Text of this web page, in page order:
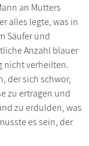
an Mutters
alles legte, was in
Säufer und
Anzahl blauer
nicht verheilten.
der sich schwor,
zu ertragen und
zu erdulden, was
es sein, der